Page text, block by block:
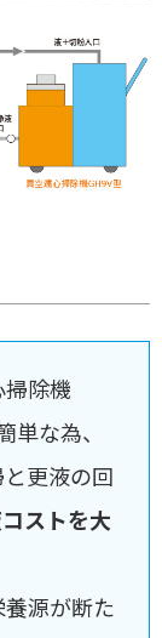
掃除機
な為、
更液の回
ストを大
源が断た